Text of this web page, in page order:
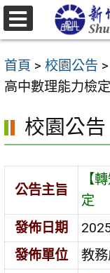
跳
至
要
內
區
首頁 > 校園公告 >
高中數理能力檢定
校園公告
公告主旨
【
定
發佈日期
發佈單位
教
選
單